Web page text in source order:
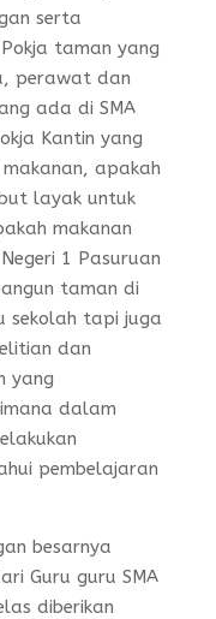
serta
taman yang
perawat dan
ada di SMA
Kantin yang
apakah
layak untuk
makanan
1 Pasuruan
taman di
sekolah tapi juga
dan
yang
dalam
pembelajaran
besarnya
Guru guru SMA
diberikan